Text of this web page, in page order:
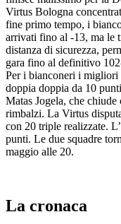
Virtus Bologna
fine primo tempo, i
arrivati fino al -13, ma le
distanza di sicurezza,
gara fino al definitivo
Per i bianconeri i migliori
doppia doppia da 10
Matas Jogela, che
rimbalzi. La Virtus
con 20 triple realizzate.
punti. Le due squadre
maggio alle 20.
La cronaca